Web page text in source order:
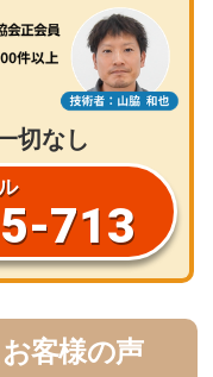
切なし
713
客様の声